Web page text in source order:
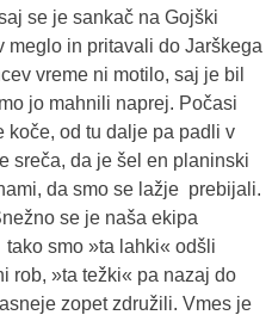
se je sankač na Gojški
meglo in pritavali do Jarškega
vreme ni motilo, saj je bil
jo mahnili naprej. Počasi
koče, od tu dalje pa padli v
sreča, da je šel en planinski
da smo se lažje prebijali.
se je naša ekipa
smo »ta lahki« odšli
rob, »ta težki« pa nazaj do
zopet združili. Vmes je